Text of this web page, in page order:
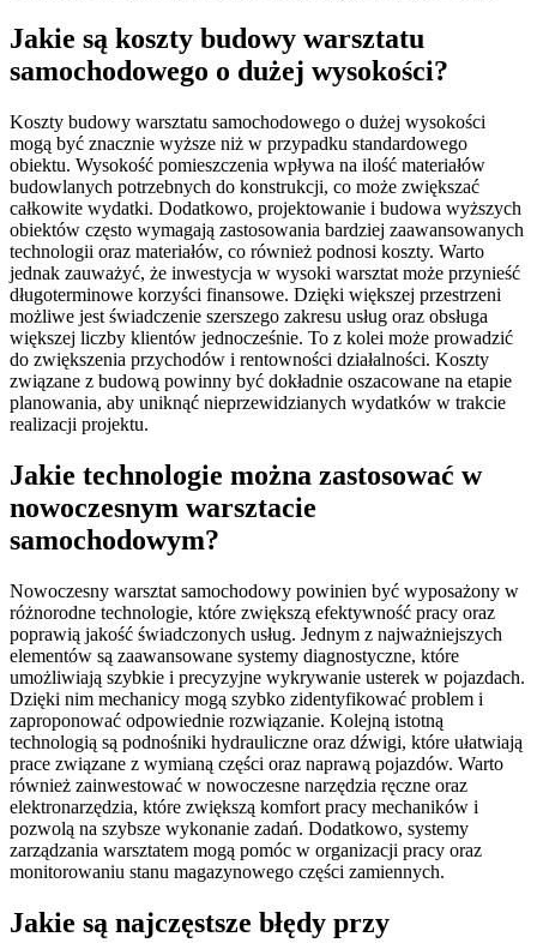
Jakie są koszty budowy warsztatu
samochodowego o dużej wysokości?
Koszty budowy warsztatu samochodowego o dużej wysokości
mogą być znacznie wyższe niż w przypadku standardowego
obiektu. Wysokość pomieszczenia wpływa na ilość materiałów
budowlanych potrzebnych do konstrukcji, co może zwiększać
całkowite wydatki. Dodatkowo, projektowanie i budowa wyższych
obiektów często wymagają zastosowania bardziej zaawansowanych
technologii oraz materiałów, co również podnosi koszty. Warto
jednak zauważyć, że inwestycja w wysoki warsztat może przynieść
długoterminowe korzyści finansowe. Dzięki większej przestrzeni
możliwe jest świadczenie szerszego zakresu usług oraz obsługa
większej liczby klientów jednocześnie. To z kolei może prowadzić
do zwiększenia przychodów i rentowności działalności. Koszty
związane z budową powinny być dokładnie oszacowane na etapie
planowania, aby uniknąć nieprzewidzianych wydatków w trakcie
realizacji projektu.
Jakie technologie można zastosować w
nowoczesnym warsztacie
samochodowym?
Nowoczesny warsztat samochodowy powinien być wyposażony w
różnorodne technologie, które zwiększą efektywność pracy oraz
poprawią jakość świadczonych usług. Jednym z najważniejszych
elementów są zaawansowane systemy diagnostyczne, które
umożliwiają szybkie i precyzyjne wykrywanie usterek w pojazdach.
Dzięki nim mechanicy mogą szybko zidentyfikować problem i
zaproponować odpowiednie rozwiązanie. Kolejną istotną
technologią są podnośniki hydrauliczne oraz dźwigi, które ułatwiają
prace związane z wymianą części oraz naprawą pojazdów. Warto
również zainwestować w nowoczesne narzędzia ręczne oraz
elektronarzędzia, które zwiększą komfort pracy mechaników i
pozwolą na szybsze wykonanie zadań. Dodatkowo, systemy
zarządzania warsztatem mogą pomóc w organizacji pracy oraz
monitorowaniu stanu magazynowego części zamiennych.
Jakie są najczęstsze błędy przy